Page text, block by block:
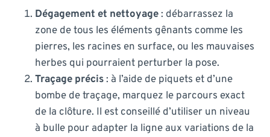
Dégagement et nettoyage: débarrassez la
zone de tous les éléments gênants comme les
pierres, les racines en surface, ou les mauvaises
herbes qui pourraient perturber la pose.
Traçage précis: à l’aide de piquets et d’une
bombe de traçage, marquez le parcours exact
de la clôture. Il est conseillé d’utiliser un niveau
à bulle pour adapter la ligne aux variations de la